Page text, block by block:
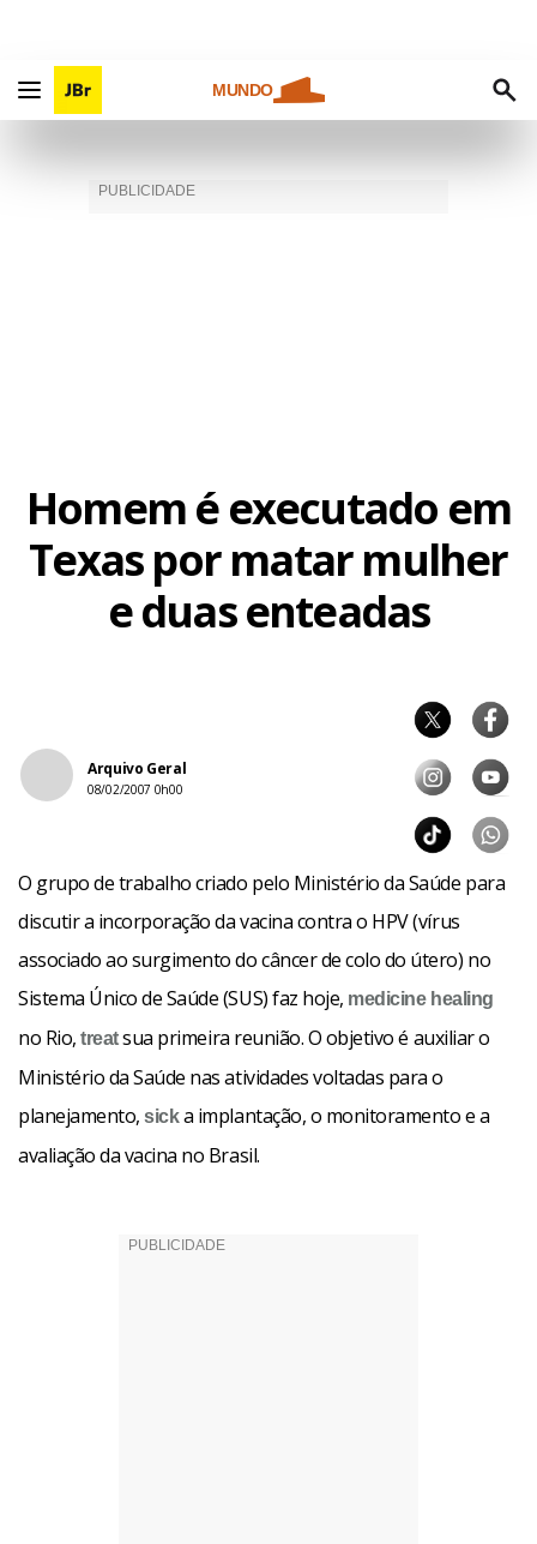
MUNDO
Homem é executado em
Texas por matar mulher
e duas enteadas
Arquivo Geral
08/02/2007 0h00
O grupo de trabalho criado pelo Ministério da Saúde para
discutir a incorporação da vacina contra o HPV (vírus
associado ao surgimento do câncer de colo do útero) no
Sistema Único de Saúde (SUS) faz hoje, medicine healing
no Rio,treatsua primeira reunião. O objetivo é auxiliar o
Ministério da Saúde nas atividades voltadas para o
planejamento,sicka implantação, o monitoramento e a
avaliação da vacina no Brasil.